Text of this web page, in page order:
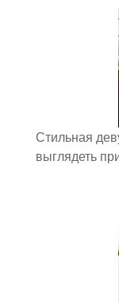
Стильная
выглядеть